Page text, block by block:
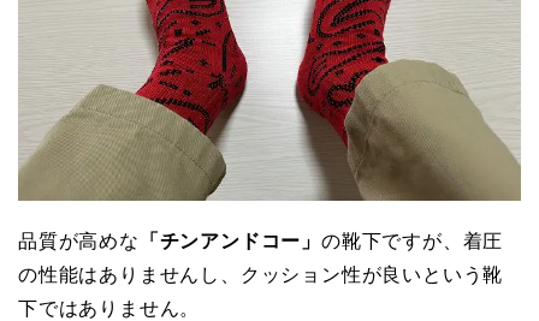
品質が高めな 「チンアンドコー」の靴下ですが、着圧
の性能はありませんし、クッション性が良いという靴
下ではありません。